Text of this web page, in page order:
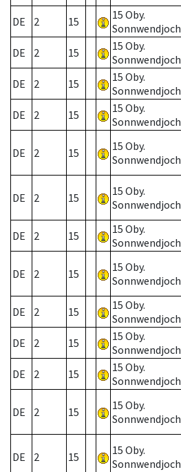
DE 2 15
15 Oby.
Sonnwendjoch
DE 2 15
15 Oby.
Sonnwendjoch
DE 2 15
15 Oby.
Sonnwendjoch
DE 2 15
15 Oby.
Sonnwendjoch
DE 2 15
15 Oby.
Sonnwendjoch
DE 2 15
15 Oby.
Sonnwendjoch
DE 2 15
15 Oby.
Sonnwendjoch
DE 2 15
15 Oby.
Sonnwendjoch
DE 2 15
15 Oby.
Sonnwendjoch
DE 2 15
15 Oby.
Sonnwendjoch
DE 2 15
15 Oby.
Sonnwendjoch
DE 2 15
15 Oby.
Sonnwendjoch
DE 2 15
15 Oby.
Sonnwendjoch